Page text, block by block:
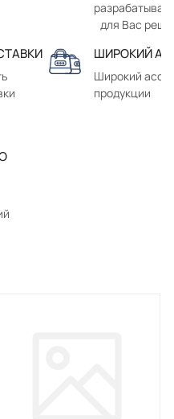
для Вас
ШИРОКИЙ
Широкий
продукции